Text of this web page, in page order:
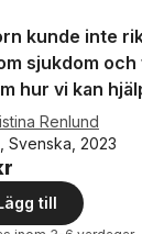
kunde inte
sjukdom
hur vi kan
Renlund
Svenska, 2023
till